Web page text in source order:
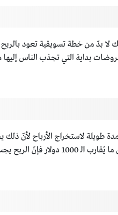
بدّ من خطة تسويقية تعود بالربح
بداية التي تجذب الناس
طويلة لاستخراج الأرباح لأنّ